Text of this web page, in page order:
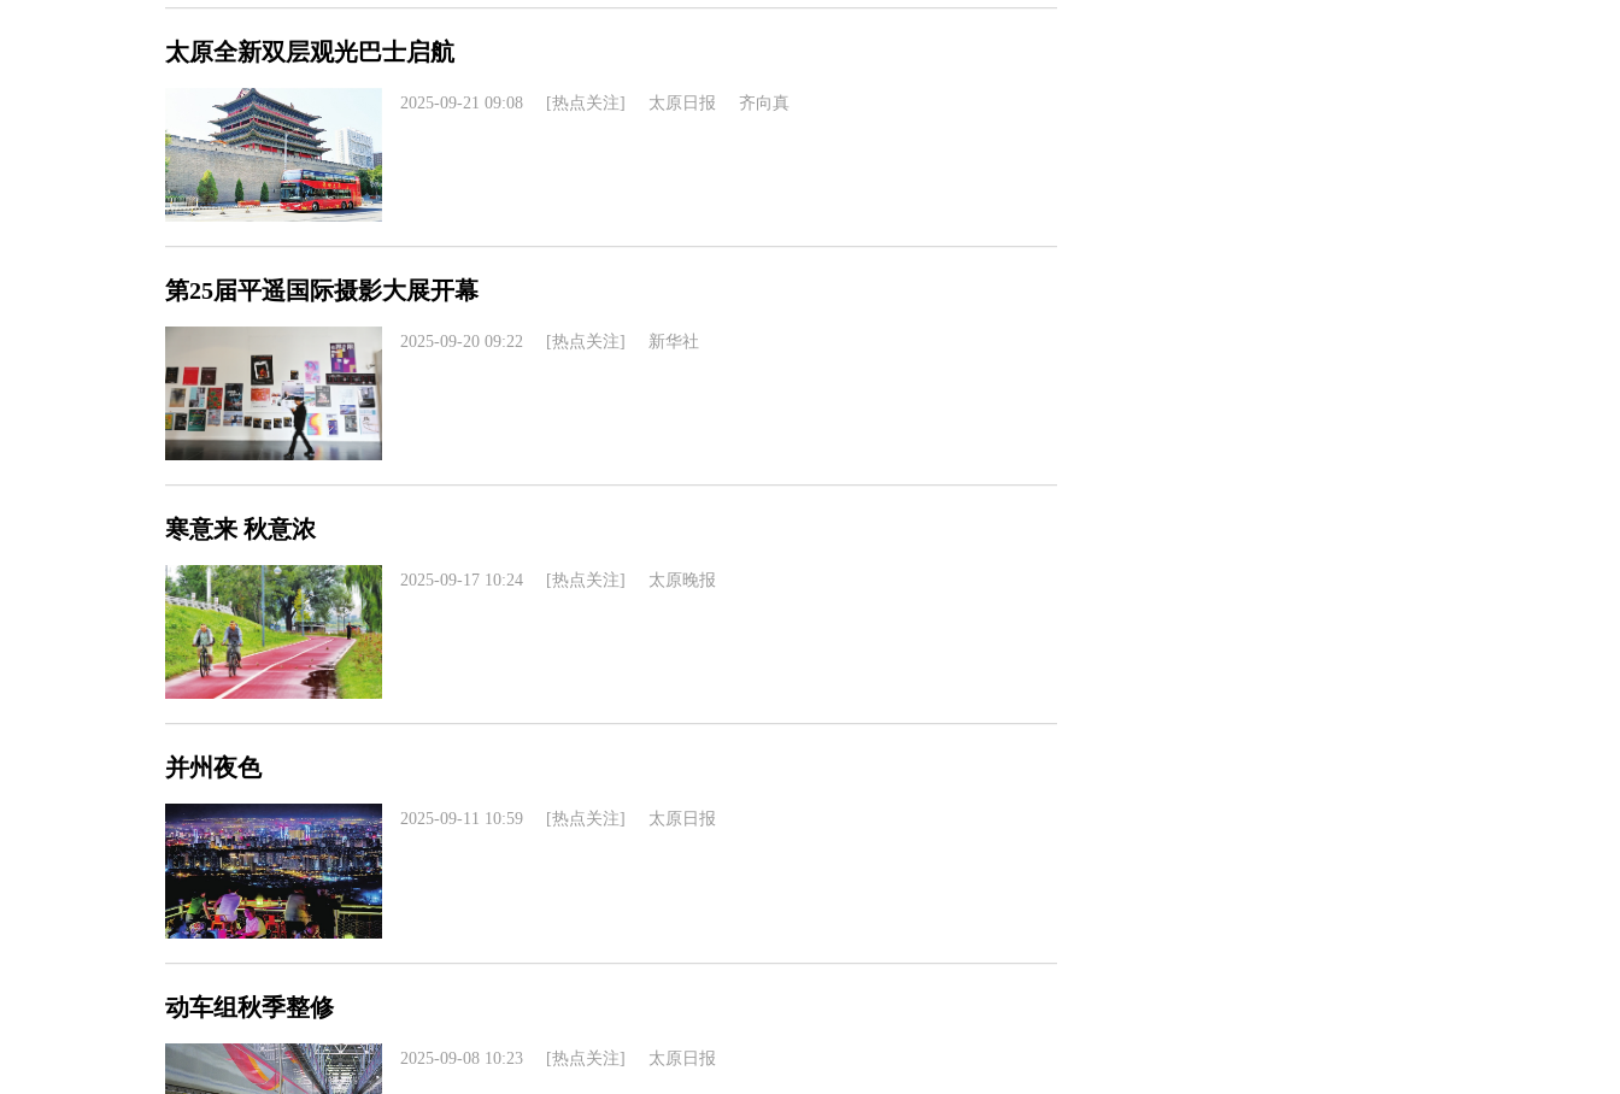
太原全新双层观光巴士启航
2025-09-21 09:08 [热点关注] 太原日报 齐向真
第25届平遥国际摄影大展开幕
2025-09-20 09:22 [热点关注] 新华社
寒意来 秋意浓
2025-09-17 10:24 [热点关注] 太原晚报
并州夜色
2025-09-11 10:59 [热点关注] 太原日报
动车组秋季整修
2025-09-08 10:23 [热点关注] 太原日报